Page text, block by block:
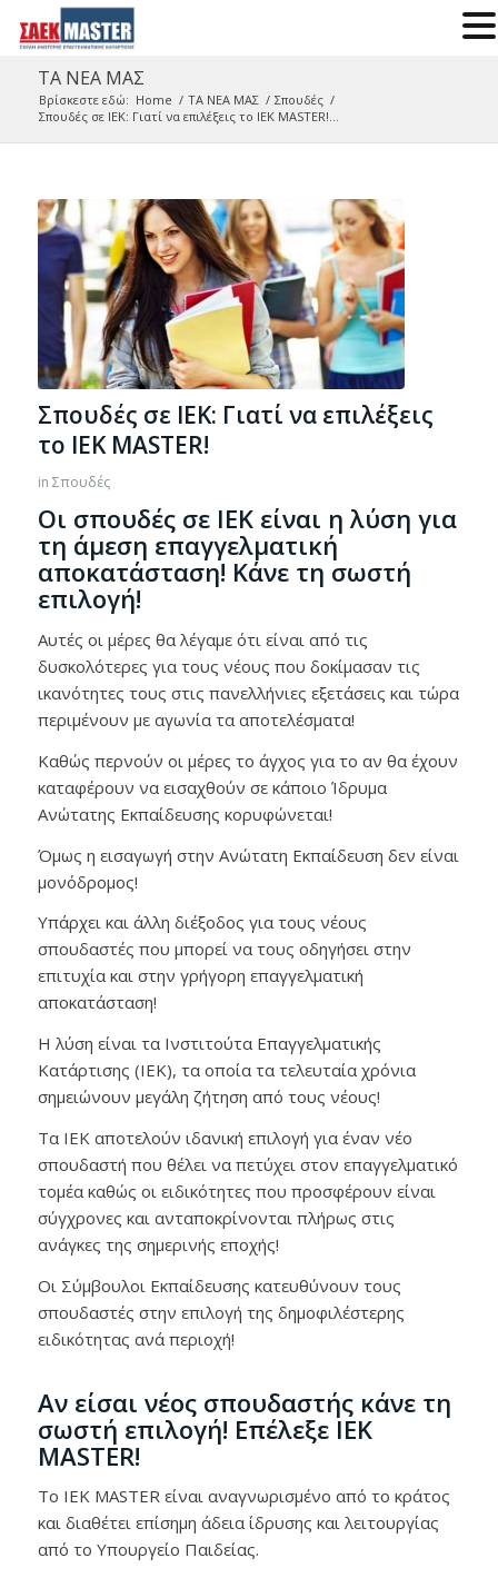
ΤΑ ΝΕΑ ΜΑΣ
Βρίσκεστε εδώ: Home / ΤΑ ΝΕΑ ΜΑΣ / Σπουδές /
Σπουδές σε IEK: Γιατί να επιλέξεις το IEK MASTER!...
Σπουδές σε IEK: Γιατί να επιλέξεις
το IEK MASTER!
in Σπουδές
Οι σπουδές σε IEK είναι η λύση για
τη άμεση επαγγελματική
αποκατάσταση! Κάνε τη σωστή
επιλογή!
Αυτές οι μέρες θα λέγαμε ότι είναι από τις
δυσκολότερες για τους νέους που δοκίμασαν τις
ικανότητες τους στις πανελλήνιες εξετάσεις και τώρα
περιμένουν με αγωνία τα αποτελέσματα!
Καθώς περνούν οι μέρες το άγχος για το αν θα έχουν
καταφέρουν να εισαχθούν σε κάποιο Ίδρυμα
Ανώτατης Εκπαίδευσης κορυφώνεται!
Όμως η εισαγωγή στην Ανώτατη Εκπαίδευση δεν είναι
μονόδρομος!
Υπάρχει και άλλη διέξοδος για τους νέους
σπουδαστές που μπορεί να τους οδηγήσει στην
επιτυχία και στην γρήγορη επαγγελματική
αποκατάσταση!
Η λύση είναι τα Ινστιτούτα Επαγγελματικής
Κατάρτισης (ΙΕΚ), τα οποία τα τελευταία χρόνια
σημειώνουν μεγάλη ζήτηση από τους νέους!
Τα IEK αποτελούν ιδανική επιλογή για έναν νέο
σπουδαστή που θέλει να πετύχει στον επαγγελματικό
τομέα καθώς οι ειδικότητες που προσφέρουν είναι
σύγχρονες και ανταποκρίνονται πλήρως στις
ανάγκες της σημερινής εποχής!
Οι Σύμβουλοι Εκπαίδευσης κατευθύνουν τους
σπουδαστές στην επιλογή της δημοφιλέστερης
ειδικότητας ανά περιοχή!
Αν είσαι νέος σπουδαστής κάνε τη
σωστή επιλογή! Επέλεξε IEK
MASTER!
Το ΙEK MASTER είναι αναγνωρισμένο από το κράτος
και διαθέτει επίσημη άδεια ίδρυσης και λειτουργίας
από το Υπουργείο Παιδείας.